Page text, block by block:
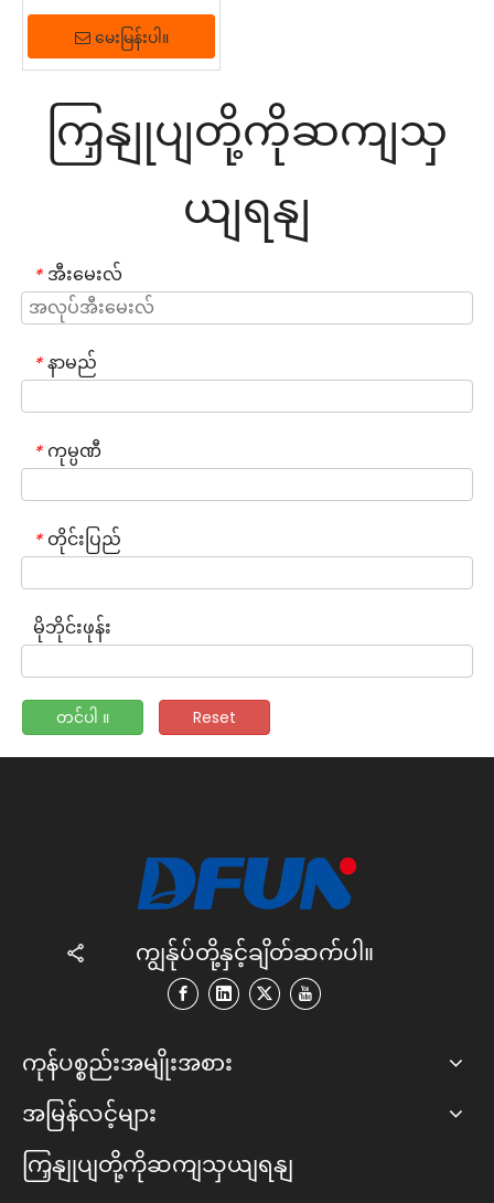
မေးမြန်းပါ။
ကြှနျုပျတို့ကိုဆကျသှ
ယျရနျ
* အီးမေးလ်
* နာမည်
* ကုမ္ပဏီ
* တိုင်းပြည်
မိုဘိုင်းဖုန်း
တင်ပါ ။ Reset
ကျွန်ုပ်တို့နှင့်ချိတ်ဆက်ပါ။
ကုန်ပစ္စည်းအမျိုးအစား
အမြန်လင့်များ
ကြှနျုပျတို့ကိုဆကျသှယျရနျ